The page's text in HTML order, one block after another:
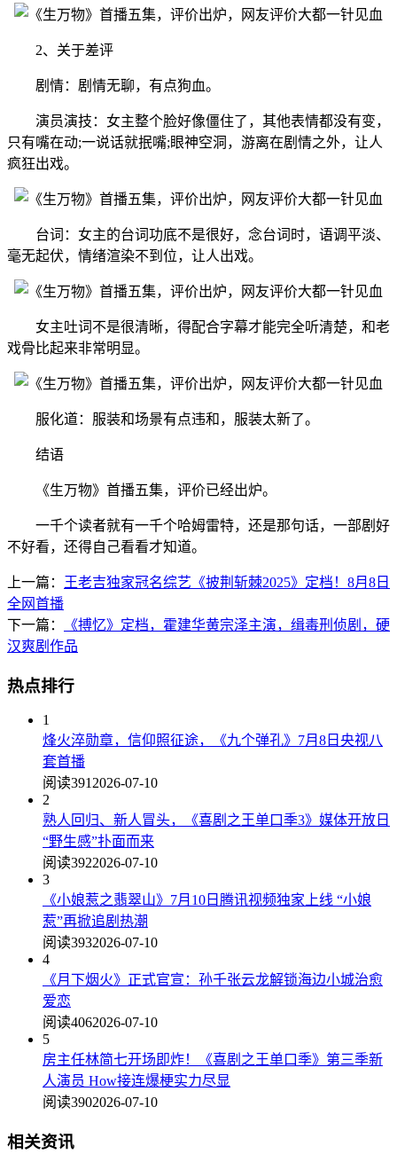
2、关于差评
剧情：剧情无聊，有点狗血。
演员演技：女主整个脸好像僵住了，其他表情都没有变，
只有嘴在动;一说话就抿嘴;眼神空洞，游离在剧情之外，让人
疯狂出戏。
台词：女主的台词功底不是很好，念台词时，语调平淡、
毫无起伏，情绪渲染不到位，让人出戏。
女主吐词不是很清晰，得配合字幕才能完全听清楚，和老
戏骨比起来非常明显。
服化道：服装和场景有点违和，服装太新了。
结语
《生万物》首播五集，评价已经出炉。
一千个读者就有一千个哈姆雷特，还是那句话，一部剧好
不好看，还得自己看看才知道。
上一篇：
王老吉独家冠名综艺《披荆斩棘2025》定档！8月8日
全网首播
下一篇：
《搏忆》定档，霍建华黄宗泽主演，缉毒刑侦剧，硬
汉爽剧作品
热点排行
1
烽火淬勋章，信仰照征途，《九个弹孔》7月8日央视八
套首播
阅读391 2026-07-10
2
熟人回归、新人冒头，《喜剧之王单口季3》媒体开放日
“野生感”扑面而来
阅读3922026-07-10
3
《小娘惹之翡翠山》7月10日腾讯视频独家上线 “小娘
惹”再掀追剧热潮
阅读3932026-07-10
4
《月下烟火》正式官宣：孙千张云龙解锁海边小城治愈
爱恋
阅读4062026-07-10
5
房主任林简七开场即炸！《喜剧之王单口季》第三季新
人演员 How接连爆梗实力尽显
阅读3902026-07-10
相关资讯